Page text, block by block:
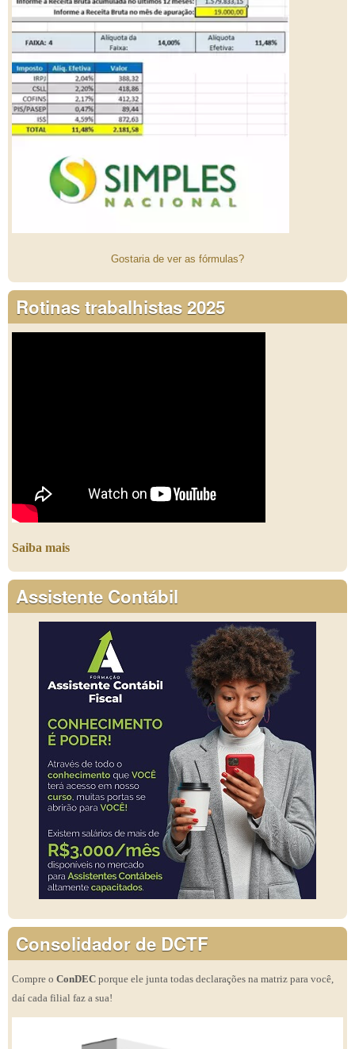
Gostaria de ver as fórmulas?
Rotinas trabalhistas 2025
Saiba mais
Assistente Contábil
Consolidador de DCTF
Compre o ConDEC porque ele junta todas declarações na matriz para você,
daí cada filial faz a sua!